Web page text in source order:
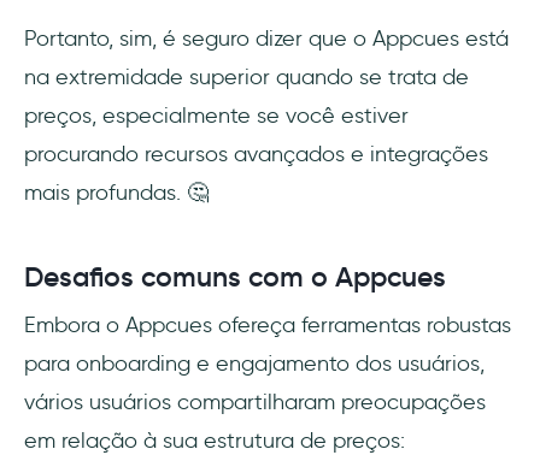
Portanto, sim, é seguro dizer que o Appcues está
na extremidade superior quando se trata de
preços, especialmente se você estiver
procurando recursos avançados e integrações
mais profundas. 🤔
Desafios comuns com o Appcues
Embora o Appcues ofereça ferramentas robustas
para onboarding e engajamento dos usuários,
vários usuários compartilharam preocupações
em relação à sua estrutura de preços: